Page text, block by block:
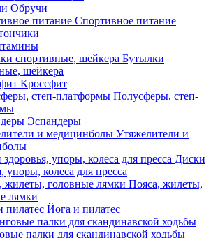
Обручи
Спортивное питание
Бутылки
шейкера
Кроссфит
Полусферы, степ-
Эспандеры
Утяжелители и
Диски
упоры, колеса для пресса
Пояса, жилеты,
лямки
Йога и пилатес
палки для скандинавской ходьбы